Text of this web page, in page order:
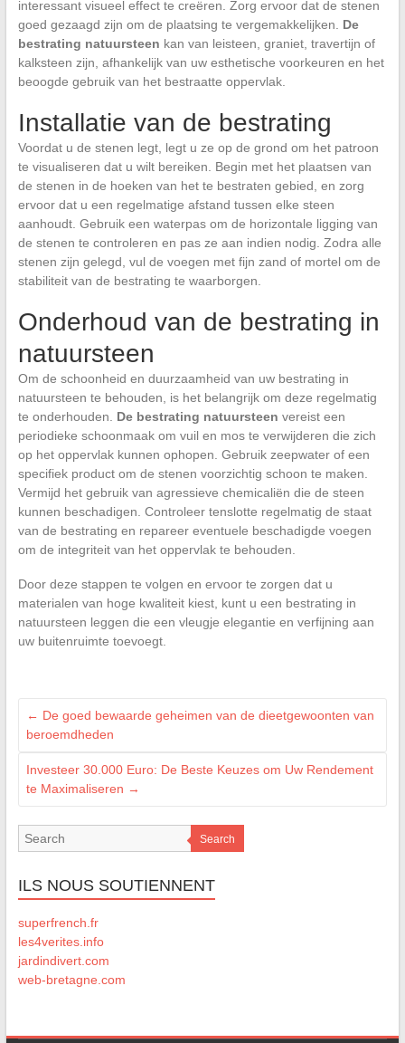
interessant visueel effect te creëren. Zorg ervoor dat de stenen
goed gezaagd zijn om de plaatsing te vergemakkelijken. De
bestrating natuursteen kan van leisteen, graniet, travertijn of
kalksteen zijn, afhankelijk van uw esthetische voorkeuren en het
beoogde gebruik van het bestraatte oppervlak.
Installatie van de bestrating
Voordat u de stenen legt, legt u ze op de grond om het patroon
te visualiseren dat u wilt bereiken. Begin met het plaatsen van
de stenen in de hoeken van het te bestraten gebied, en zorg
ervoor dat u een regelmatige afstand tussen elke steen
aanhoudt. Gebruik een waterpas om de horizontale ligging van
de stenen te controleren en pas ze aan indien nodig. Zodra alle
stenen zijn gelegd, vul de voegen met fijn zand of mortel om de
stabiliteit van de bestrating te waarborgen.
Onderhoud van de bestrating in
natuursteen
Om de schoonheid en duurzaamheid van uw bestrating in
natuursteen te behouden, is het belangrijk om deze regelmatig
te onderhouden. De bestrating natuursteen vereist een
periodieke schoonmaak om vuil en mos te verwijderen die zich
op het oppervlak kunnen ophopen. Gebruik zeepwater of een
specifiek product om de stenen voorzichtig schoon te maken.
Vermijd het gebruik van agressieve chemicaliën die de steen
kunnen beschadigen. Controleer tenslotte regelmatig de staat
van de bestrating en repareer eventuele beschadigde voegen
om de integriteit van het oppervlak te behouden.
Door deze stappen te volgen en ervoor te zorgen dat u
materialen van hoge kwaliteit kiest, kunt u een bestrating in
natuursteen leggen die een vleugje elegantie en verfijning aan
uw buitenruimte toevoegt.
← De goed bewaarde geheimen van de dieetgewoonten van
beroemdheden
Investeer 30.000 Euro: De Beste Keuzes om Uw Rendement
te Maximaliseren →
Search
ILS NOUS SOUTIENNENT
superfrench.fr
les4verites.info
jardindivert.com
web-bretagne.com